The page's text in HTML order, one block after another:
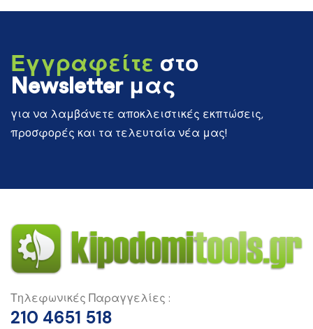
Εγγραφείτε στο
Newsletter μας
για να λαμβάνετε αποκλειστικές εκπτώσεις,
προσφορές και τα τελευταία νέα μας!
Τηλεφωνικές Παραγγελίες :
210 4651 518